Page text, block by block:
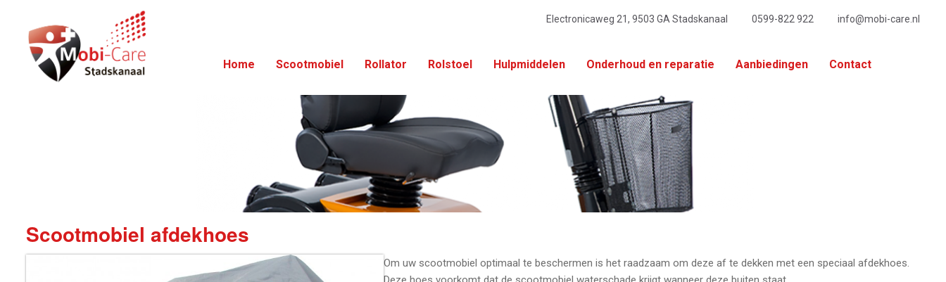
Electronicaweg 21, 9503 GA Stadskanaal 0599-822 922 info@mobi-care.nl
Home Scootmobiel Rollator Rolstoel Hulpmiddelen Onderhoud en reparatie Aanbiedingen Contact
Scootmobiel afdekhoes
Om uw scootmobiel optimaal te beschermen is het raadzaam om deze af te dekken met een speciaal afdekhoes.